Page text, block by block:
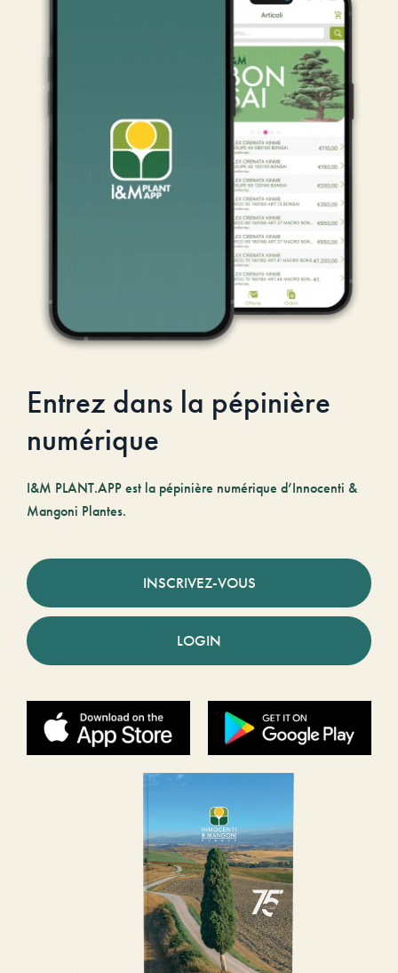
Entrez dans la pépinière
numérique
I&M PLANT.APP est la pépinière numérique d’Innocenti &
Mangoni Plantes.
INSCRIVEZ-VOUS
LOGIN